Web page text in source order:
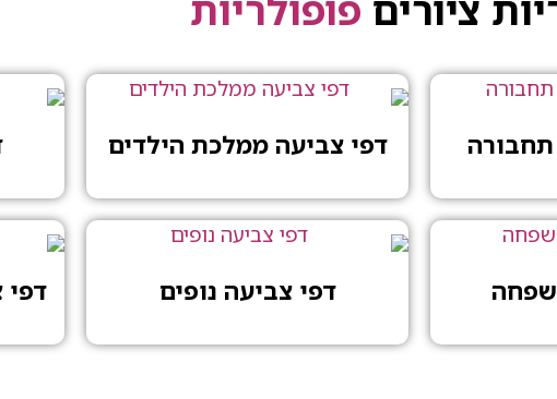
ציורים פופולריות
תחבורה דפי צביעה ממלכת הילדים
דפי צביעה נופים